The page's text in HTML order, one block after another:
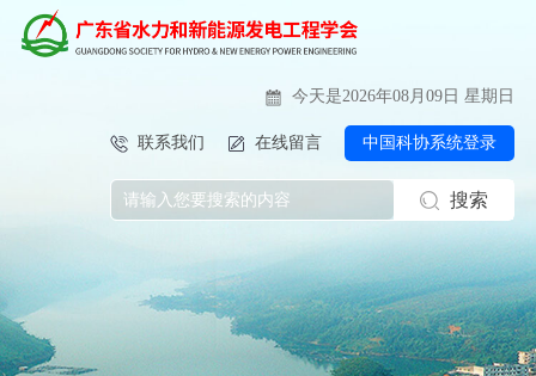
今天是2026年08月09日 星期日
联系我们 在线留言 中国科协系统登录
搜索